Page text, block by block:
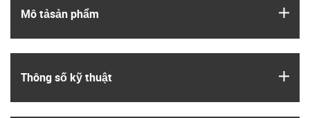
Mô tả­sản phẩm
Thông số kỹ thuật